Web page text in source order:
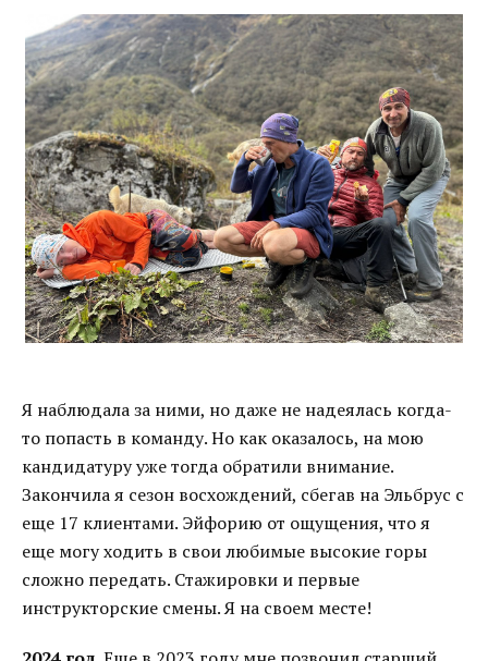
Я наблюдала за ними, но даже не надеялась когда-
то попасть в команду. Но как оказалось, на мою
кандидатуру уже тогда обратили внимание.
Закончила я сезон восхождений, сбегав на Эльбрус с
еще 17 клиентами. Эйфорию от ощущения, что я
еще могу ходить в свои любимые высокие горы
сложно передать. Стажировки и первые
инструкторские смены. Я на своем месте!